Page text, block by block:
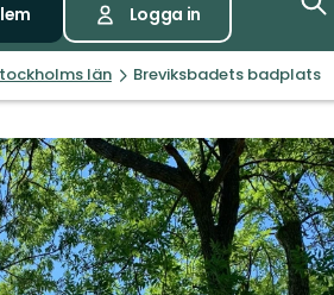
Logga in
län Breviksbadets badplats